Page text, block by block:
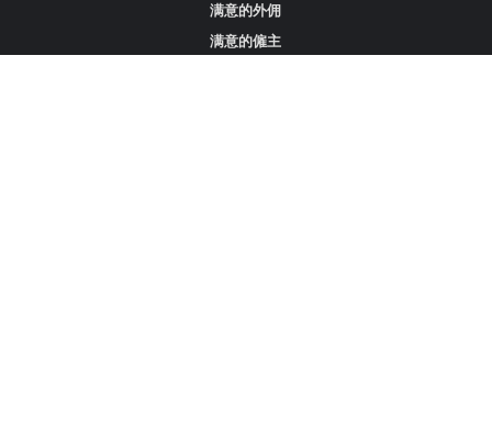
满意的外佣
满意的僱主